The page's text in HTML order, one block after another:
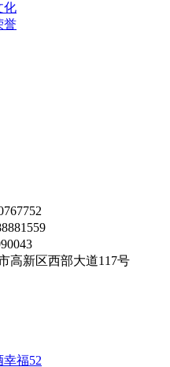
化
誉
高新区西部大道117号
幸福52